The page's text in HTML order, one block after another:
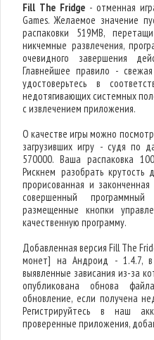
Fill The Fridge - отменная
Games. Желаемое значение
распаковки 519MB,
никчемные развлечения,
очевидного завершения
Главнейшее правило -
удостоверьтесь в
недотягивающих системных
с извлечением приложения.
О качестве игры можно
загрузивших игру - судя по
570000. Ваша распаковка
Рискнем разобрать
прорисованная и
совершенный
размещенные кнопки
качественную программу.
Добавленная версия Fill The
монет] на Андроид - 1.4.7, в
выявленные зависания из-за
опубликована обнова
обновление, если получена
Регистрируйтесь в наш
проверенные приложения,